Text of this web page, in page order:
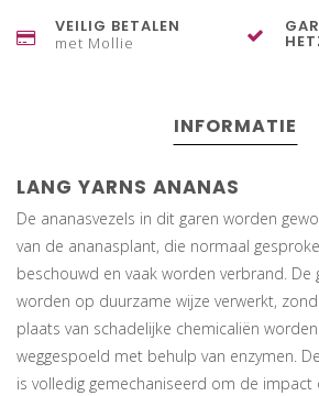
VEILIG BETALEN
met Mollie
INFORMATIE
LANG YARNS ANANAS
De ananasvezels in dit garen worden
van de ananasplant, die normaal
beschouwd en vaak worden verbrand. De
worden op duurzame wijze verwerkt,
plaats van schadelijke chemicaliën
weggespoeld met behulp van enzymen.
is volledig gemechaniseerd om de